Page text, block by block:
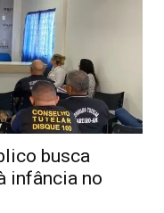
busca
infância no